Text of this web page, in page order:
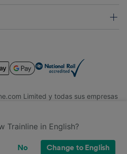
Limited y todas sus empresas
registrada en Inglaterra y Gales.
1 Stonecutter St, Londres
Trainline in English?
No Change to English